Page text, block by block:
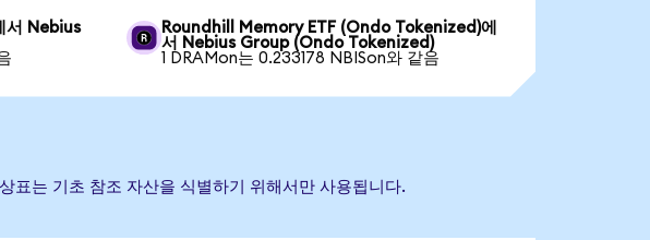
서 Nebius
Roundhill Memory ETF (Ondo Tokenized)에
서 Nebius Group (Ondo Tokenized)
1 DRAMon는 0.233178 NBISon와 같음
표는 기초 참조 자산을 식별하기 위해서만 사용됩니다.